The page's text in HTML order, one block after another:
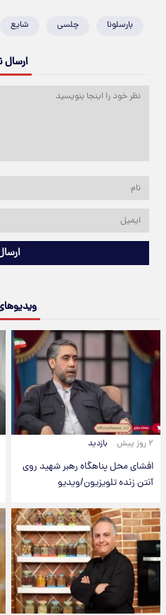
بارسلونا چلسی شایع
ارسال
۲ روز پیش بازدید
افشای محل پناهگاه‌ رهبر شهید روی
آنتن زنده تلویزیون/ویدیو